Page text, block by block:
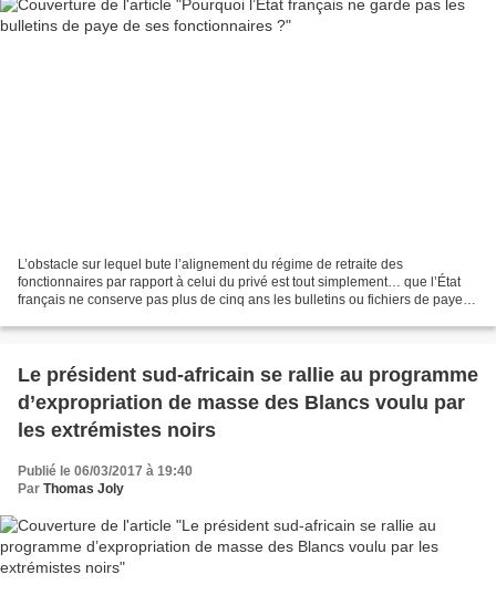
L’obstacle sur lequel bute l’alignement du régime de retraite des
fonctionnaires par rapport à celui du privé est tout simplement… que l’État
français ne conserve pas plus de cinq ans les bulletins ou fichiers de paye
Le président sud-africain se rallie au programme
d’expropriation de masse des Blancs voulu par
les extrémistes noirs
Publié le 06/03/2017 à 19:40
Par Thomas Joly